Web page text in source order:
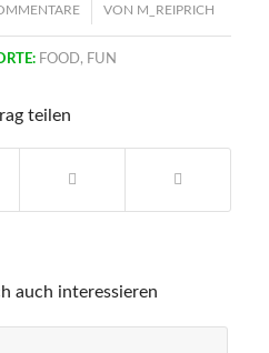
/ VON M_REIPRICH
FOOD, FUN
teilen
auch interessieren